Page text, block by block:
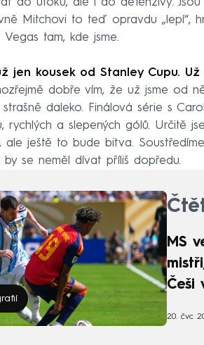
Mitchovi to teď opravdu „lepí“,
Vegas tam, kde jsme.
jen kousek od Stanley Cupu.
dobře vím, že už jsme od
daleko. Finálová série s
rychlých a slepených gólů. Určitě
ale ještě to bude bitva.
by se neměl dívat příliš dopředu.
MS
Češi
20. čvc